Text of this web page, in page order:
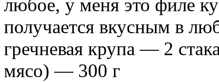
любое, у меня это филе
получается вкусным в
гречневая крупа — 2
мясо) — 300 г